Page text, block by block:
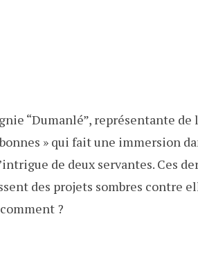
“Dumanlé”, représentante de
» qui fait une immersion
de deux servantes. Ces
des projets sombres contre
?